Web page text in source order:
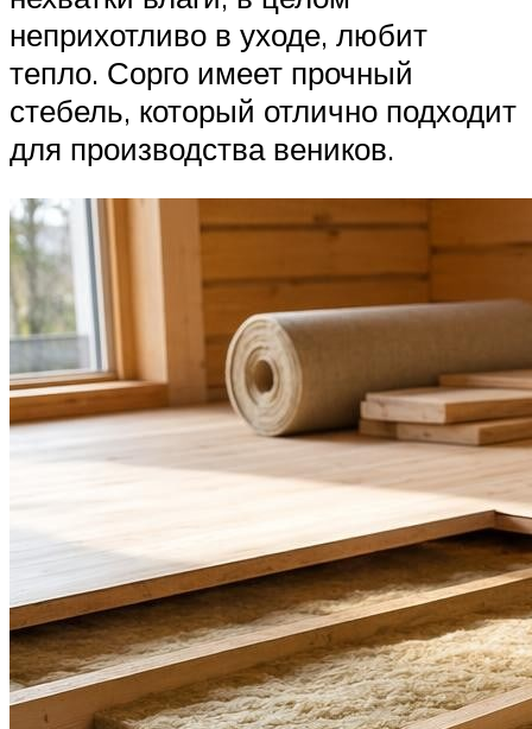
неприхотливо в уходе, любит
тепло. Сорго имеет прочный
стебель, который отлично подходит
для производства веников.